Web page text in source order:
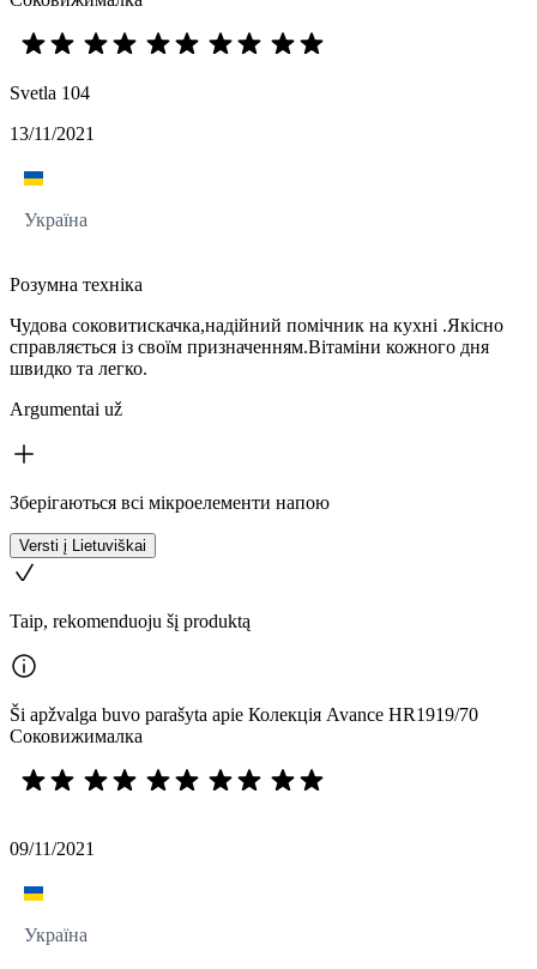
Svetla 104
13/11/2021
Україна
Розумна техніка
Чудова соковитискачка,надійний помічник на кухні .Якісно
справляється із своїм призначенням.Вітаміни кожного дня
швидко та легко.
Argumentai už
Зберігаються всі мікроелементи напою
Versti į Lietuviškai
Taip, rekomenduoju šį produktą
Ši apžvalga buvo parašyta apie Колекція Avance HR1919/70
Соковижималка
09/11/2021
Україна